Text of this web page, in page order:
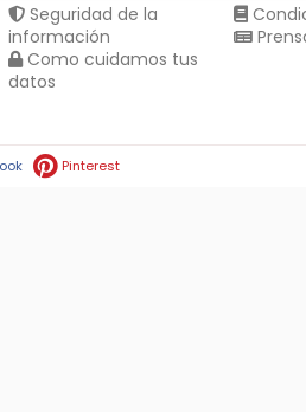
Seguridad de la
información
Como cuidamos tus
datos
Pinterest